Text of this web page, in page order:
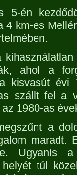
5-én
4 km-es
ahol a
kisvasút évi
szállt fel a
1980-as
a
maradt.
Ugyanis a
helyét túl